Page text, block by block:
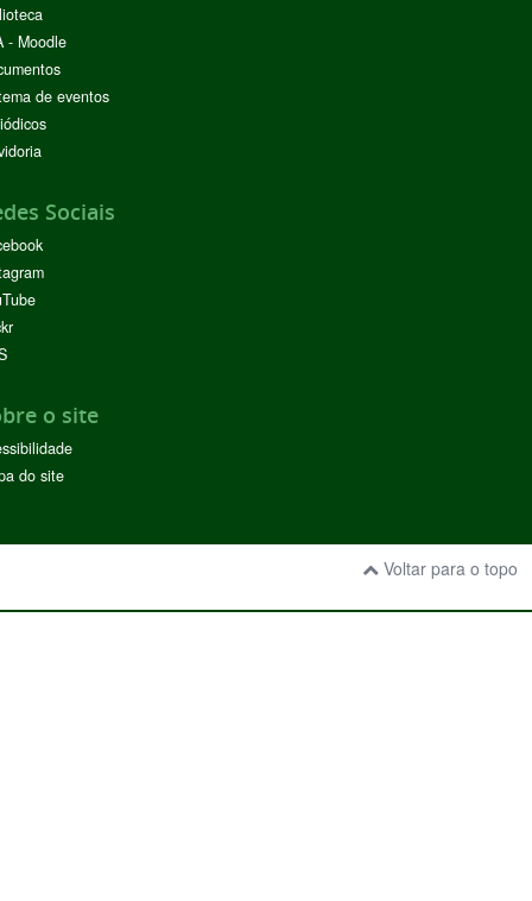
- Moodle
de eventos
Sociais
o site
do site
Voltar para o topo